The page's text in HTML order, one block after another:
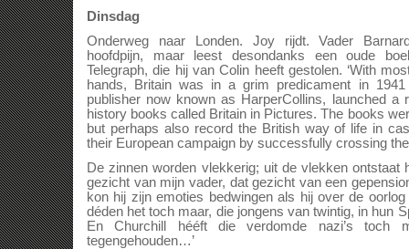
Dinsdag
Onderweg naar Londen. Joy rijdt. Vader
hoofdpijn, maar leest desondanks een oude
Telegraph, die hij van Colin heeft gestolen. ‘With
hands, Britain was in a grim predicament in
publisher now known as HarperCollins, launched a
history books called Britain in Pictures. The books
but perhaps also record the British way of life in
their European campaign by successfully crossing the
De zinnen worden vlekkerig; uit de vlekken ontstaat
gezicht van mijn vader, dat gezicht van een
kon hij zijn emoties bedwingen als hij over de
déden het toch maar, die jongens van twintig, in hun
En Churchill hééft die verdomde nazi’s toch
tegengehouden…’